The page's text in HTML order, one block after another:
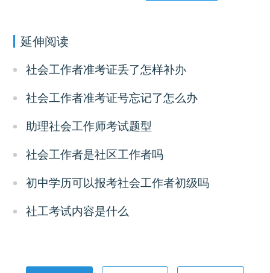
延伸阅读
社会工作者准考证丢了怎样补办
社会工作者准考证号忘记了怎么办
助理社会工作师考试题型
社会工作者是社区工作者吗
初中学历可以报考社会工作者初级吗
社工考试内容是什么